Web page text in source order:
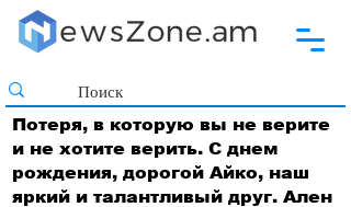
Потеря, в которую вы не верите
и не хотите верить. С днем
рождения, дорогой Айко, наш
яркий и талантливый друг. Ален